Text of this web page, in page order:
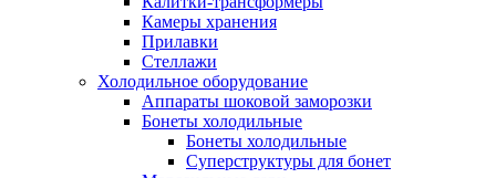
Камеры хранения
Прилавки
Стеллажи
Холодильное оборудование
Аппараты шоковой заморозки
Бонеты холодильные
Бонеты холодильные
Суперструктуры для бонет